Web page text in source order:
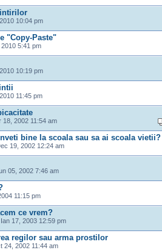
10:04 pm
"Copy-Paste"
5:41 pm
10:19 pm
11:45 pm
18, 2002 11:54 am
bine la scoala sau sa ai scoala vietii?
19, 2002 12:24 am
05, 2002 7:46 am
11:15 pm
ce vrem?
17, 2003 12:59 pm
regilor sau arma prostilor
24, 2002 11:44 am